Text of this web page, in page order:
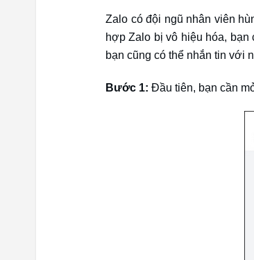
Zalo có đội ngũ nhân viên
hợp Zalo bị vô hiệu hóa,
bạn cũng có thể nhắn tin với
Bước 1: Đầu tiên, bạn cần